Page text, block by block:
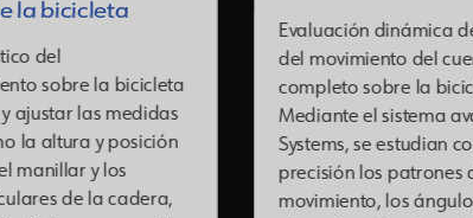
Evaluación dinámica del pedaleo y
del movimiento del cuerpo
completo sobre la bicicleta.
Mediante el sistema avanzado STT
Systems, se estudian con alta
precisión los patrones de
movimiento, los ángulos articulares